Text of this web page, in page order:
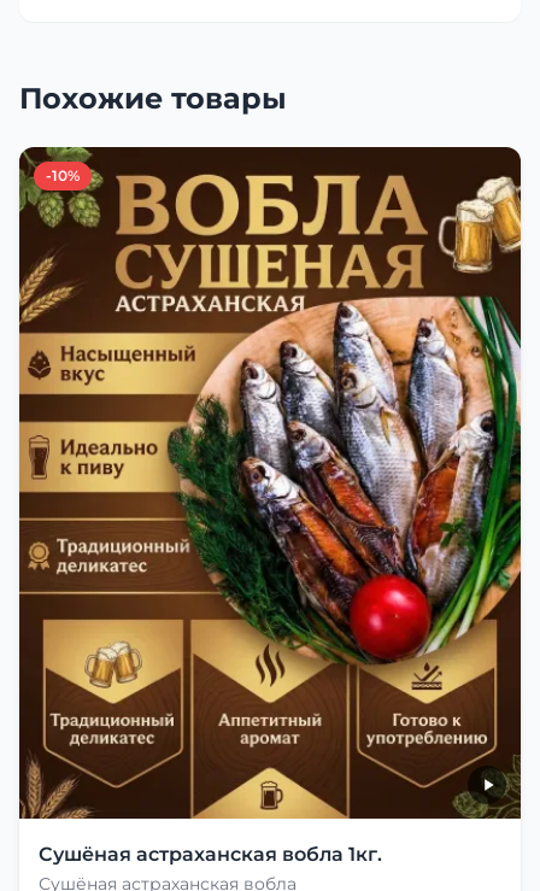
Похожие товары
-10%
Сушёная астраханская вобла 1кг.
Сушёная астраханская вобла